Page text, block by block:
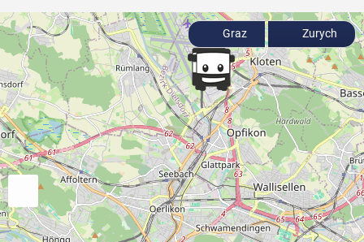
Graz Zurych